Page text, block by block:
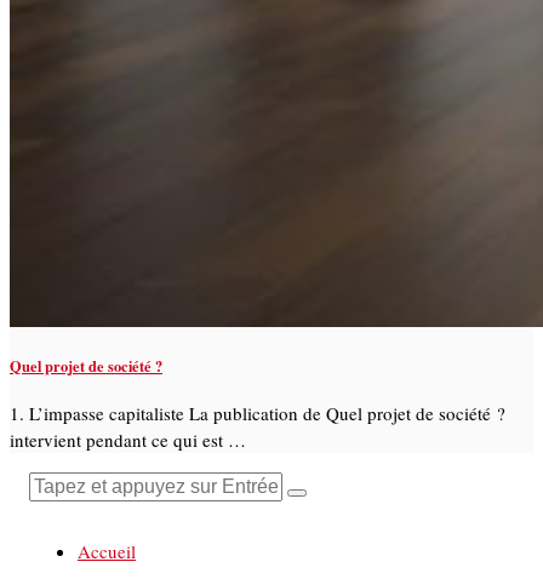
Quel projet de société ?
1. L’impasse capitaliste La publication de Quel projet de société ?
intervient pendant ce qui est …
Accueil